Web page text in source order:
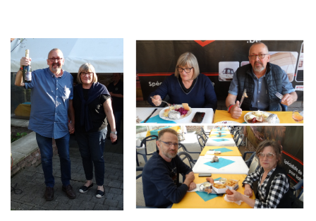
Branding
ARMCHAIR ARMCHAIR